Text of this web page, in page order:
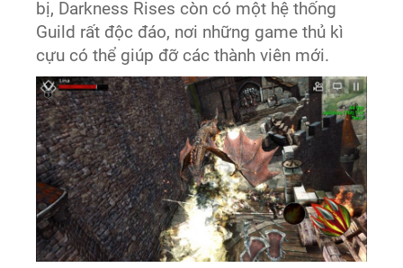
bị, Darkness Rises còn có một hệ thống
Guild rất độc đáo, nơi những game thủ kì
cựu có thể giúp đỡ các thành viên mới.